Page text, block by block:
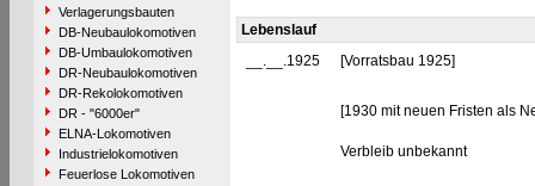
Verlagerungsbauten
DB-Neubaulokomotiven
DB-Umbaulokomotiven
DR-Neubaulokomotiven
DR-Rekolokomotiven
DR - "6000er"
ELNA-Lokomotiven
Industrielokomotiven
Feuerlose Lokomotiven
Lebenslauf
__.__.1925
[Vorratsbau 1925]
[1930 mit neuen Fristen als
Verbleib unbekannt